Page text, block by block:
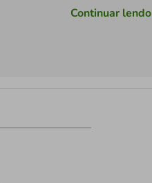
Continuar lendo